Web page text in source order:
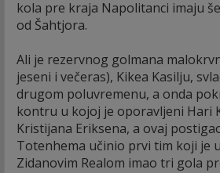
kola pre kraja Napolitanci imaju
od Šahtjora.
Ali je rezervnog golmana
jeseni i večeras), Kikea Kasilju,
drugom poluvremenu, a onda
kontru u kojoj je oporavljeni Hari
Kristijana Eriksena, a ovaj
Totenhema učinio prvi tim koji je
Zidanovim Realom imao tri gola